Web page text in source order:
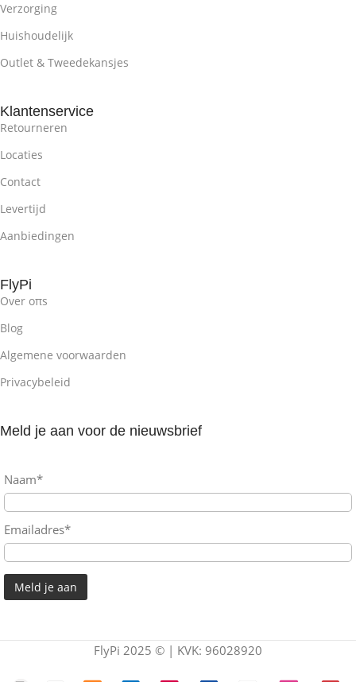
Verzorging
Huishoudelijk
Outlet & Tweedekansjes
Klantenservice
Retourneren
Locaties
Contact
Levertijd
Aanbiedingen
FlyPi
Over oπs
Blog
Algemene voorwaarden
Privacybeleid
Meld je aan voor de nieuwsbrief
Naam*
Emailadres*
FlyPi 2025 © | KVK: 96028920